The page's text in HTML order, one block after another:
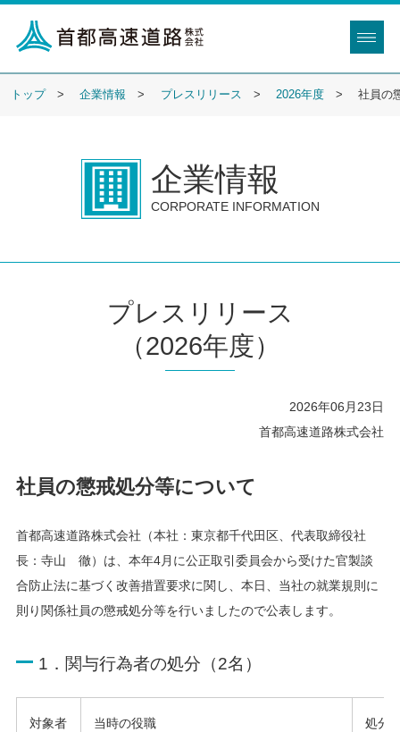
トップ 企業情報 プレスリリース 2026年度 社員の
企業情報
CORPORATE INFORMATION
プレスリリース
（2026年度）
2026年06月23日
首都高速道路株式会社
社員の懲戒処分等について
首都高速道路株式会社（本社：東京都千代田区、代表取締役社
長：寺山 徹）は、本年4月に公正取引委員会から受けた官製談
合防止法に基づく改善措置要求に関し、本日、当社の就業規則に
則り関係社員の懲戒処分等を行いましたので公表します。
1．関与行為者の処分（2名）
対象者 当時の役職 処分